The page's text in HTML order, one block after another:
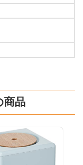
商品